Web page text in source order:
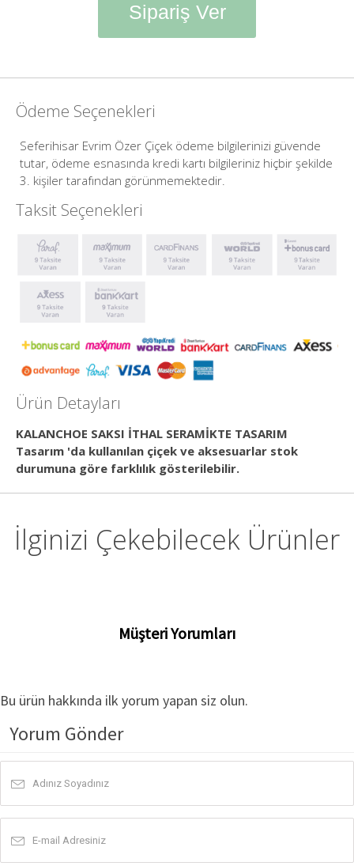
Sipariş Ver
Ödeme Seçenekleri
Seferihisar Evrim Özer Çiçek ödeme bilgilerinizi güvende
tutar, ödeme esnasında kredi kartı bilgileriniz hiçbir şekilde
3. kişiler tarafından görünmemektedir.
Taksit Seçenekleri
Ürün Detayları
KALANCHOE SAKSI İTHAL SERAMİKTE TASARIM
Tasarım 'da kullanılan çiçek ve aksesuarlar stok
durumuna göre farklılık gösterilebilir.
İlginizi Çekebilecek Ürünler
Müşteri Yorumları
Bu ürün hakkında ilk yorum yapan siz olun.
Yorum Gönder